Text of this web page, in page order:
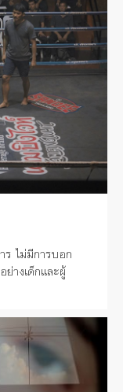
ร ไม่มีการบอก
างเด็กและผู้